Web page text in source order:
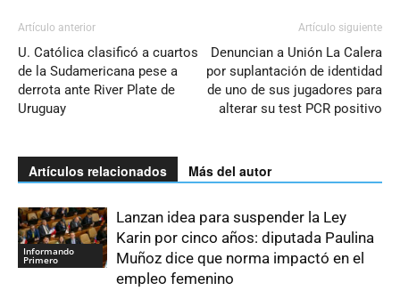
Artículo anterior
U. Católica clasificó a cuartos
de la Sudamericana pese a
derrota ante River Plate de
Uruguay
Artículo siguiente
Denuncian a Unión La Calera
por suplantación de identidad
de uno de sus jugadores para
alterar su test PCR positivo
Artículos relacionados Más del autor
Informando
Primero
Lanzan idea para suspender la Ley
Karin por cinco años: diputada Paulina
Muñoz dice que norma impactó en el
empleo femenino